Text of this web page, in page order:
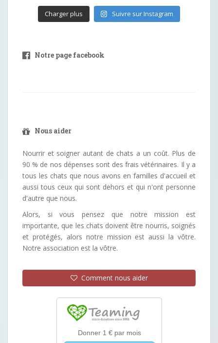
Charger plus Suivre sur Instagram
Notre page facebook
Nous aider
Nourrir et soigner autant de chats a un coût. Plus de
90 % de nos dépenses sont des frais vétérinaires. Il y a
tous les chats que nous avons en familles d'accueil et
aussi tous ceux qui sont dehors et qui n'ont personne
d'autre que nous.
Alors, si vous pensez que notre mission est
importante, que les chats doivent être nourris, soignés
et protégés, alors notre mission est aussi la vôtre.
Notre association est la vôtre.
Comment nous aider